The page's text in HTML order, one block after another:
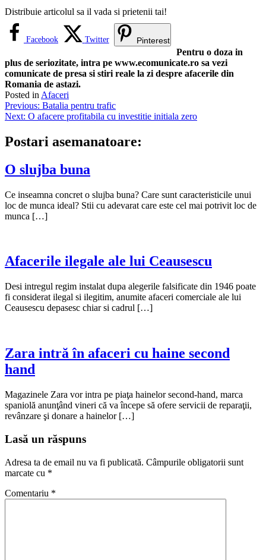
Distribuie articolul sa il vada si prietenii tai!
Facebook Twitter Pinterest
Pentru o doza in
plus de seriozitate, intra pe www.ecomunicate.ro sa vezi
comunicate de presa si stiri reale la zi despre afacerile din
Romania de astazi.
Posted in Afaceri
Navigare
în
articole
Previous: Batalia pentru trafic
Next: O afacere profitabila cu investitie initiala zero
Postari asemanatoare:
O slujba buna
Ce inseamna concret o slujba buna? Care sunt caracteristicile unui
loc de munca ideal? Stii cu adevarat care este cel mai potrivit loc de
munca […]
Afacerile ilegale ale lui Ceausescu
Desi intregul regim instalat dupa alegerile falsificate din 1946 poate
fi considerat ilegal si ilegitim, anumite afaceri comerciale ale lui
Ceausescu depasesc chiar si cadrul […]
Zara intră în afaceri cu haine second
hand
Magazinele Zara vor intra pe piaţa hainelor second-hand, marca
spaniolă anunţând vineri că va începe să ofere servicii de reparaţii,
revânzare şi donare a hainelor […]
Lasă un răspuns
Adresa ta de email nu va fi publicată. Câmpurile obligatorii sunt
marcate cu *
Comentariu *